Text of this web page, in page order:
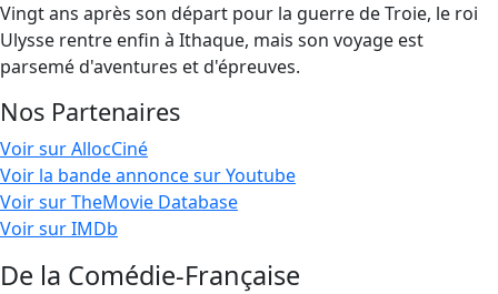
Vingt ans après son départ pour la guerre de Troie, le roi
Ulysse rentre enfin à Ithaque, mais son voyage est
parsemé d'aventures et d'épreuves.
Nos Partenaires
Voir sur AllocCiné
Voir la bande annonce sur Youtube
Voir sur TheMovie Database
Voir sur IMDb
De la Comédie-Française